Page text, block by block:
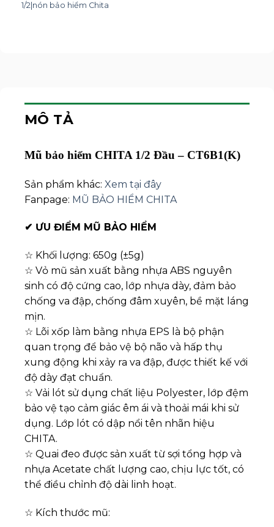
1/2|nón bảo hiểm Chita
MÔ TẢ
Mũ bảo hiểm CHITA 1/2 Đầu – CT6B1(K)
Sản phẩm khác: Xem tại đây
Fanpage: MŨ BẢO HIỂM CHITA
✔ ƯU ĐIỂM MŨ BẢO HIỂM
☆ Khối lượng: 650g (±5g)
☆ Vỏ mũ sản xuất bằng nhựa ABS nguyên
sinh có độ cứng cao, lớp nhựa dày, đảm bảo
chống va đập, chống đâm xuyên, bề mặt láng
mịn.
☆ Lõi xốp làm bằng nhựa EPS là bộ phận
quan trọng để bảo vệ bộ não và hấp thụ
xung động khi xảy ra va đập, được thiết kế với
độ dày đạt chuẩn.
☆ Vải lót sử dụng chất liệu Polyester, lớp đệm
bảo vệ tạo cảm giác êm ái và thoải mái khi sử
dụng. Lớp lót có dập nổi tên nhãn hiệu
CHITA.
☆ Quai đeo được sản xuất từ sợi tổng hợp và
nhựa Acetate chất lượng cao, chịu lực tốt, có
thể điều chỉnh độ dài linh hoạt.
☆ Kích thước mũ: